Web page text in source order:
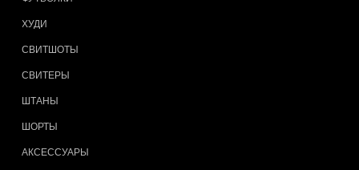
ХУДИ
СВИТШОТЫ
СВИТЕРЫ
ШТАНЫ
ШОРТЫ
АКСЕССУАРЫ